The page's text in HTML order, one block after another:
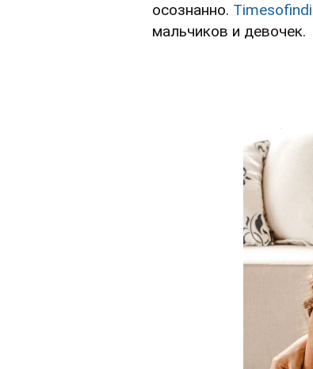
осознанно.
мальчиков и девочек.